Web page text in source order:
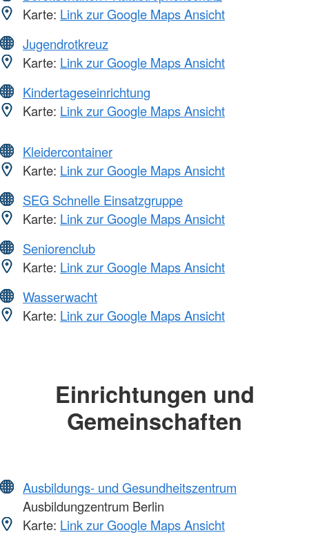
Karte: Link zur Google Maps Ansicht
Jugendrotkreuz
Karte: Link zur Google Maps Ansicht
Kindertageseinrichtung
Karte: Link zur Google Maps Ansicht
Kleidercontainer
Karte: Link zur Google Maps Ansicht
SEG Schnelle Einsatzgruppe
Karte: Link zur Google Maps Ansicht
Seniorenclub
Karte: Link zur Google Maps Ansicht
Wasserwacht
Karte: Link zur Google Maps Ansicht
Einrichtungen und
Gemeinschaften
Ausbildungs- und Gesundheitszentrum
Ausbildungzentrum Berlin
Karte: Link zur Google Maps Ansicht